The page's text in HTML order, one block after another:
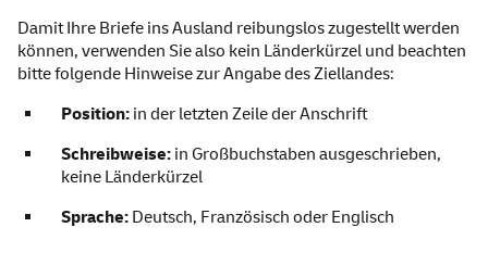
Damit Ihre Briefe ins Ausland reibungslos zugestellt werden
können, verwenden Sie also kein Länderkürzel und beachten
bitte folgende Hinweise zur Angabe des Ziellandes:
Position: in der letzten Zeile der Anschrift
Schreibweise: in Großbuchstaben ausgeschrieben,
keine Länderkürzel
Sprache: Deutsch, Französisch oder Englisch